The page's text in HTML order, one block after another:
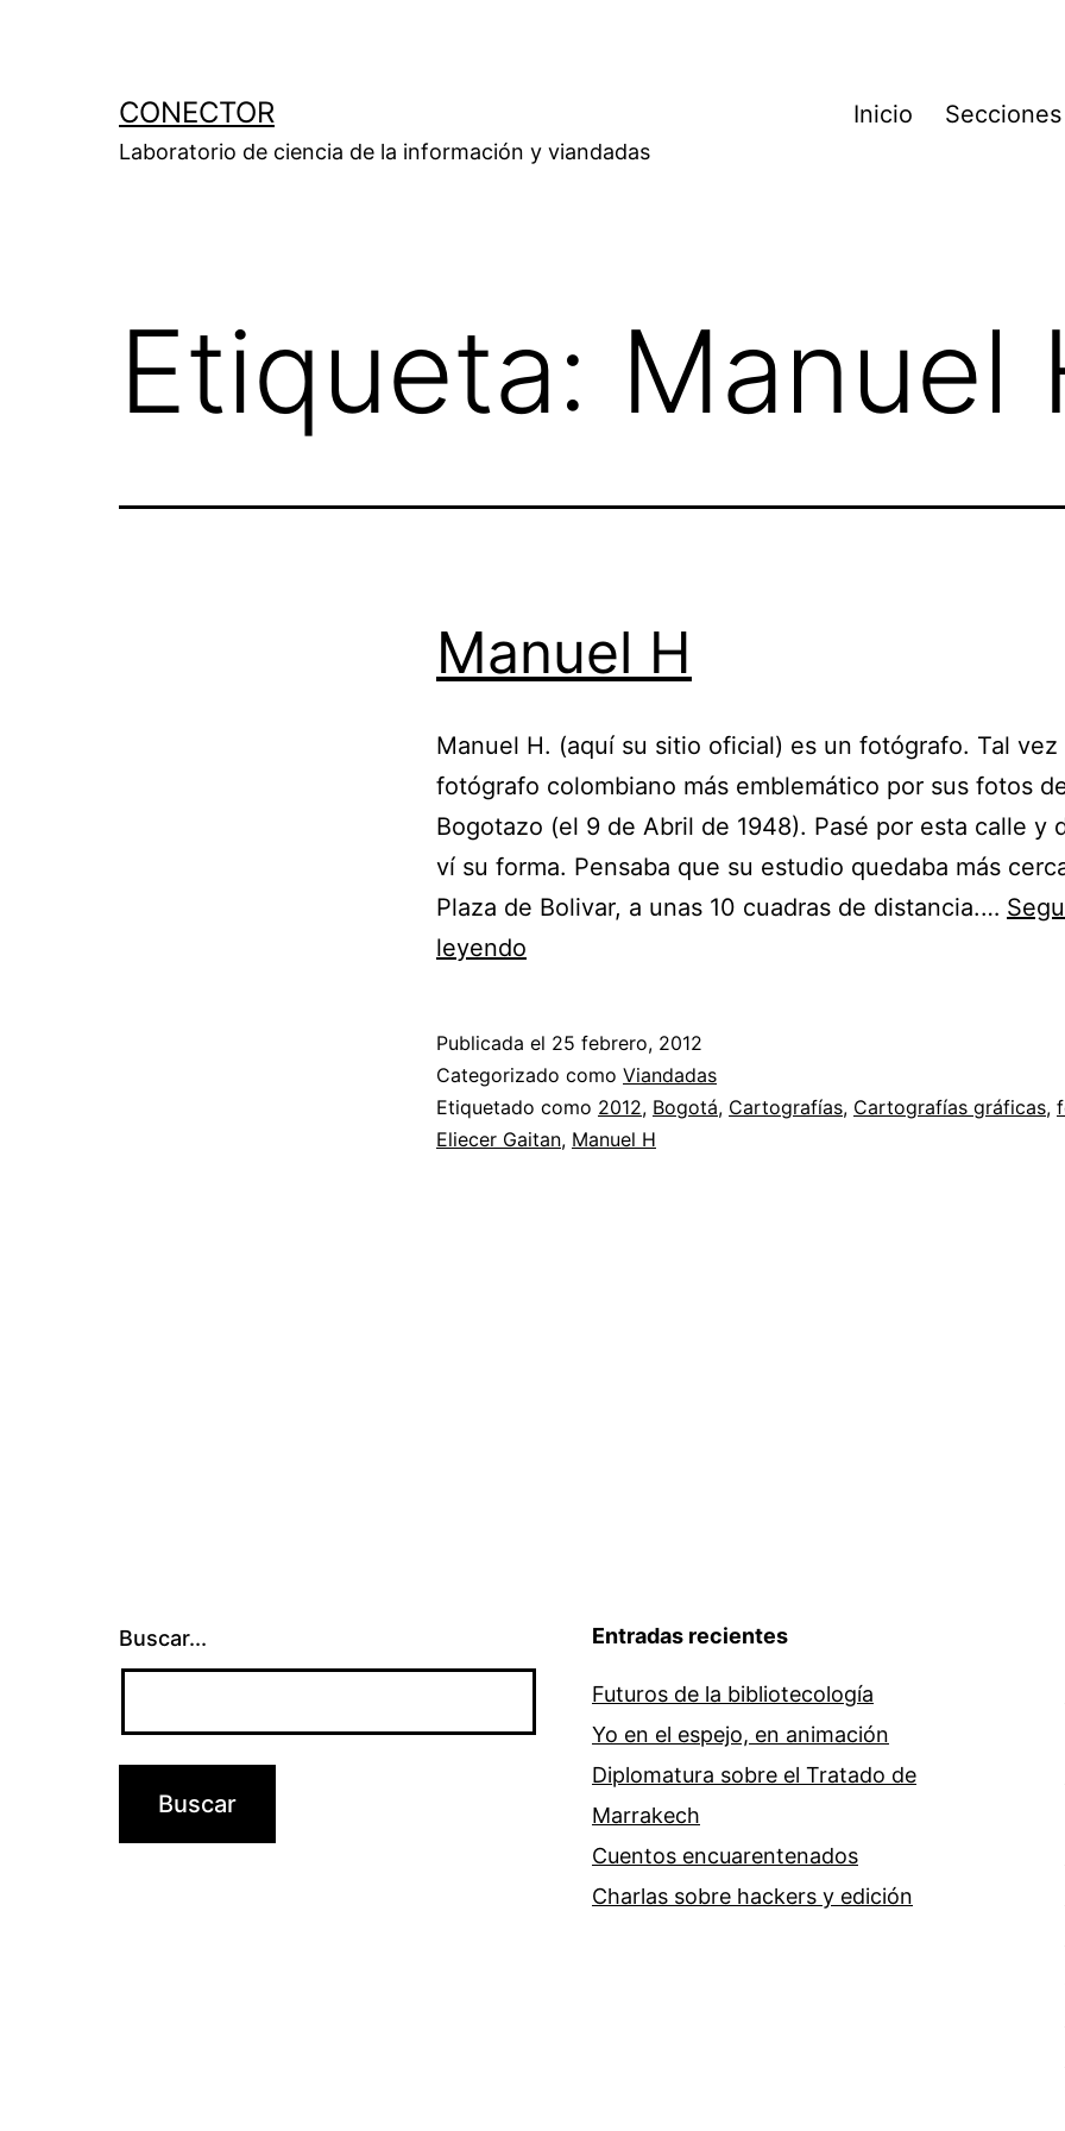
CONECTOR
Laboratorio de ciencia de la información y viandadas
Inicio Secciones
Etiqueta: Manuel
Manuel H
Manuel H. (aquí su sitio oficial) es un fotógrafo. Tal vez
fotógrafo colombiano más emblemático por sus fotos
Bogotazo (el 9 de Abril de 1948). Pasé por esta calle y
ví su forma. Pensaba que su estudio quedaba más
Plaza de Bolivar, a unas 10 cuadras de distancia.…
leyendo
Publicada el 25 febrero, 2012
Categorizado como Viandadas
Etiquetado como 2012, Bogotá, Cartografías, Cartografías gráficas,
Eliecer Gaitan, Manuel H
Buscar... Entradas recientes
Futuros de la bibliotecología
Yo en el espejo, en animación
Diplomatura sobre el Tratado de
Marrakech
Cuentos encuarentenados
Charlas sobre hackers y edición